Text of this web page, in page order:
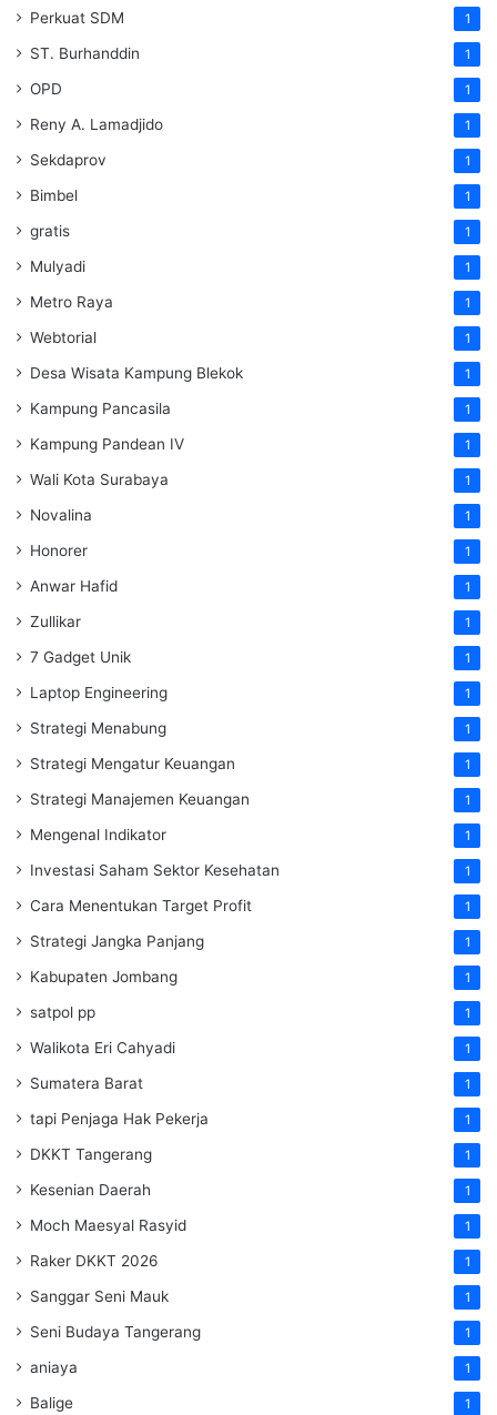
Perkuat SDM 1
ST. Burhanddin 1
OPD 1
Reny A. Lamadjido 1
Sekdaprov 1
Bimbel 1
gratis 1
Mulyadi 1
Metro Raya 1
Webtorial 1
Desa Wisata Kampung Blekok 1
Kampung Pancasila 1
Kampung Pandean IV 1
Wali Kota Surabaya 1
Novalina 1
Honorer 1
Anwar Hafid 1
Zullikar 1
7 Gadget Unik 1
Laptop Engineering 1
Strategi Menabung 1
Strategi Mengatur Keuangan 1
Strategi Manajemen Keuangan 1
Mengenal Indikator 1
Investasi Saham Sektor Kesehatan 1
Cara Menentukan Target Profit 1
Strategi Jangka Panjang 1
Kabupaten Jombang 1
satpol pp 1
Walikota Eri Cahyadi 1
Sumatera Barat 1
tapi Penjaga Hak Pekerja 1
DKKT Tangerang 1
Kesenian Daerah 1
Moch Maesyal Rasyid 1
Raker DKKT 2026 1
Sanggar Seni Mauk 1
Seni Budaya Tangerang 1
aniaya 1
Balige 1